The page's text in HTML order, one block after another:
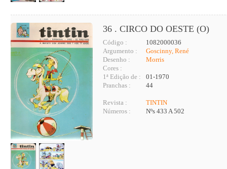
36 . CIRCO DO OESTE (O)
Código :
1082000036
Argumento :
Goscinny, René
Desenho :
Morris
Cores :
1ª Edição de :
01-1970
Pranchas :
44
Revista :
TINTIN
Números :
Nºs 433 A 502